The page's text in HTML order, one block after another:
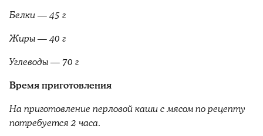
Белки — 45 г
Жиры — 40 г
Углеводы — 70 г
Время приготовления
На приготовление перловой каши с мясом по рецепту
потребуется 2 часа.